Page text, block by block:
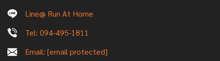
Line@ Run At Home
Tel: 094-495-1811
Email: [email protected]